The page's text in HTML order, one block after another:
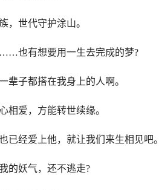
，世代守护涂山。
也有想要用一生去完成的梦?
辈子都搭在我身上的人啊。
相爱，方能转世续缘。
已经爱上他，就让我们来生相见吧。
的妖气，还不逃走?